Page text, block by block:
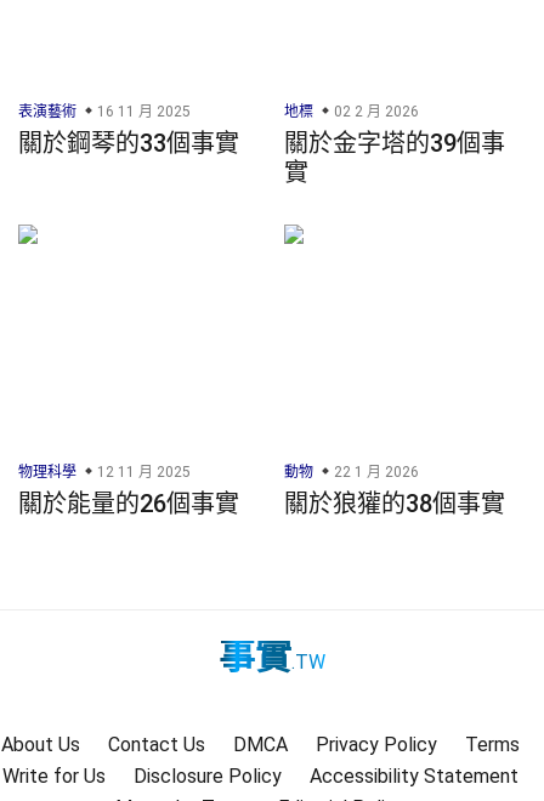
表演藝術 16 11 月 2025
關於鋼琴的33個事實
地標 02 2 月 2026
關於金字塔的39個事
實
物理科學 12 11 月 2025
關於能量的26個事實
動物 22 1 月 2026
關於狼獾的38個事實
事實.TW
About Us Contact Us DMCA Privacy Policy
Terms
Write for Us
Disclosure Policy
Accessibility Statement